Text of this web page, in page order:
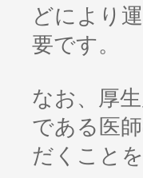
どにより
要です。
なお、厚
である医
だくこと